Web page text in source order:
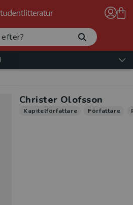
Christer Olofsson
Kapitelförfattare Författare